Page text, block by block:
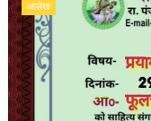
आलेख